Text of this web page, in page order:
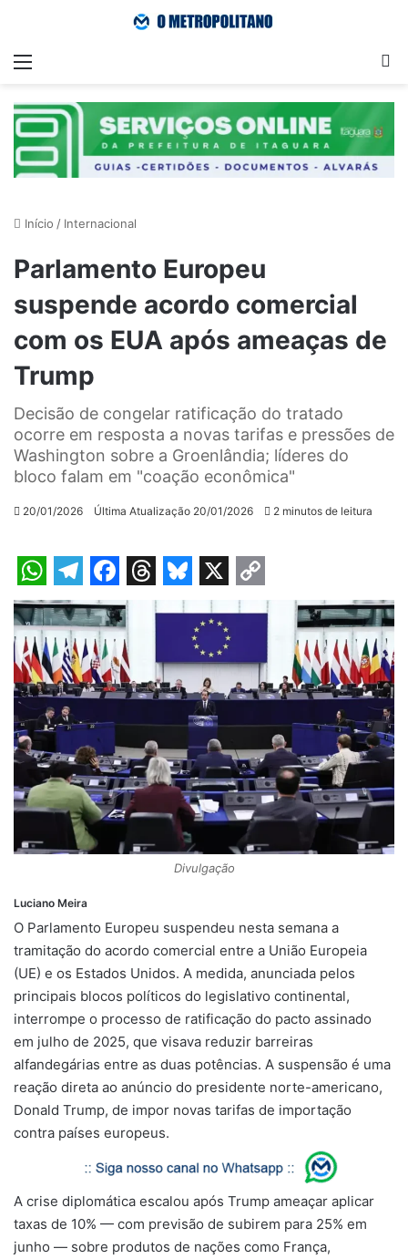
Menu
Início / Internacional
Parlamento Europeu
suspende acordo comercial
com os EUA após ameaças de
Trump
Decisão de congelar ratificação do tratado
ocorre em resposta a novas tarifas e pressões de
Washington sobre a Groenlândia; líderes do
bloco falam em "coação econômica"
20/01/2026 Última Atualização 20/01/2026 2 minutos de leitura
W
h
a
t
s
A
p
p
T
e
l
e
g
r
a
m
F
a
c
e
b
o
o
k
T
h
r
e
a
d
s
u
e
s
k
y
X
C
p
y
L
i
n
k
Divulgação
Luciano Meira
O Parlamento Europeu suspendeu nesta semana a
tramitação do acordo comercial entre a União Europeia
(UE) e os Estados Unidos. A medida, anunciada pelos
principais blocos políticos do legislativo continental,
interrompe o processo de ratificação do pacto assinado
em julho de 2025, que visava reduzir barreiras
alfandegárias entre as duas potências. A suspensão é uma
reação direta ao anúncio do presidente norte-americano,
Donald Trump, de impor novas tarifas de importação
contra países europeus.
A crise diplomática escalou após Trump ameaçar aplicar
taxas de 10% — com previsão de subirem para 25% em
junho — sobre produtos de nações como França,